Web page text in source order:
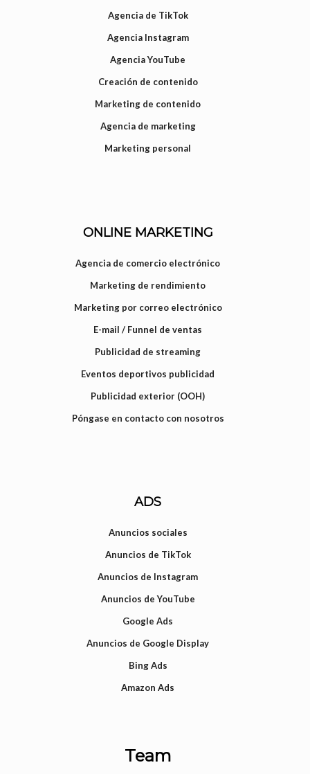
Agencia de TikTok
Agencia Instagram
Agencia YouTube
Creación de contenido
Marketing de contenido
Agencia de marketing
Marketing personal
ONLINE MARKETING
Agencia de comercio electrónico
Marketing de rendimiento
Marketing por correo electrónico
E-mail / Funnel de ventas
Publicidad de streaming
Eventos deportivos publicidad
Publicidad exterior (OOH)
Póngase en contacto con nosotros
ADS
Anuncios sociales
Anuncios de TikTok
Anuncios de Instagram
Anuncios de YouTube
Google Ads
Anuncios de Google Display
Bing Ads
Amazon Ads
Team